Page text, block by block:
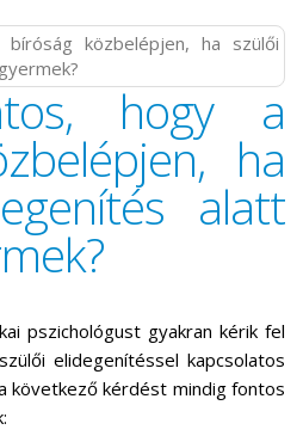
hogy a
ha
alatt
pszichológust gyakran kérik fel
elidegenítéssel kapcsolatos
következő kérdést mindig fontos